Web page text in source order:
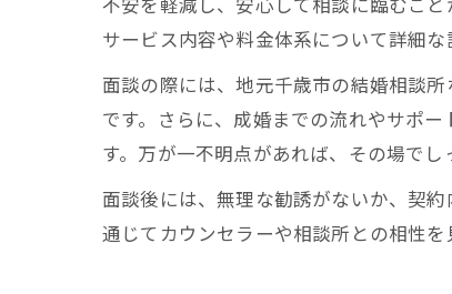
サービス内容や料金体系について詳細な
面談の際には、地元千歳市の結婚相談
です。さらに、成婚までの流れやサポ
す。万が一不明点があれば、その場で
面談後には、無理な勧誘がないか、契
通じてカウンセラーや相談所との相性を